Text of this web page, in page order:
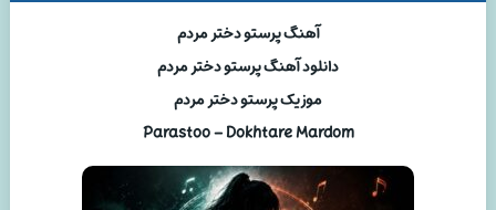
آهنگ پرستو دختر مردم
دانلود آهنگ پرستو دختر مردم
موزیک پرستو دختر مردم
Parastoo – Dokhtare Mardom